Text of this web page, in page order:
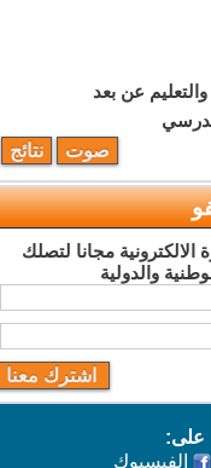
عن بعد
مجانا لتصلك
والدولية
على:
الفيسبوك